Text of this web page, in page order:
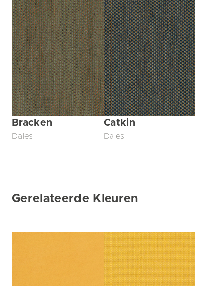
Bracken
Dales
Catkin
Dales
Gerelateerde Kleuren